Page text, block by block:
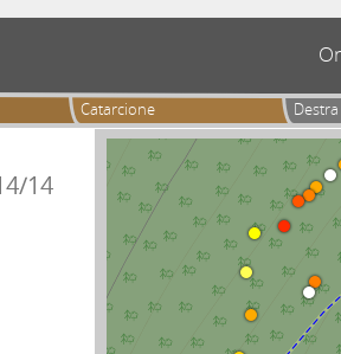
Catarcione
14